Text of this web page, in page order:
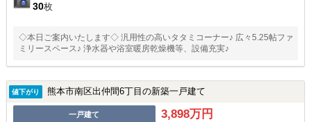
30枚
◇本日ご案内いたします◇ 汎用性の高いタタミコーナー♪ 広々5.25帖ファ
ミリースペース♪ 浄水器や浴室暖房乾燥機等、設備充実♪
値下がり 熊本市南区出仲間6丁目の新築一戸建て
一戸建て 3,898万円